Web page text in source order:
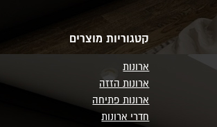
קטגוריות מוצרים
ארונות
ארונות הזזה
ארונות פתיחה
חדרי ארונות